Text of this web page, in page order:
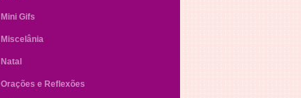
Mini Gifs
Miscelânia
Natal
Orações e Reflexões